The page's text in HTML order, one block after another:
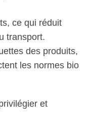
ce qui réduit
transport.
des produits,
les normes bio
et